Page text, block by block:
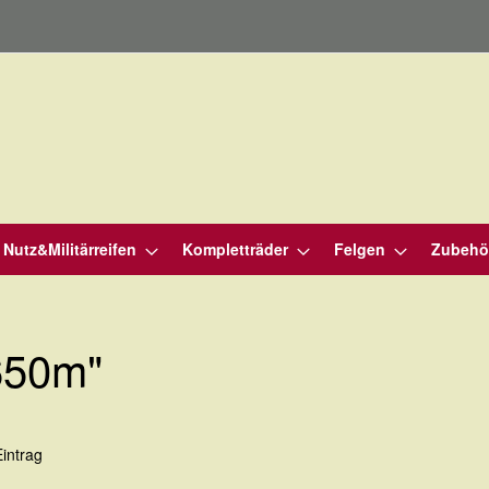
Nutz&Militärreifen Kompletträder Felgen